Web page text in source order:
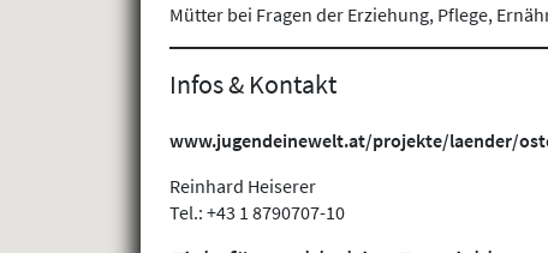
Mütter bei Fragen der Erziehung, Pflege,
Infos & Kontakt
www.jugendeinewelt.at/projekte/laender/
Reinhard Heiserer
Tel.: +43 1 8790707-10